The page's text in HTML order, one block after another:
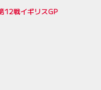
12戦イギリスGP